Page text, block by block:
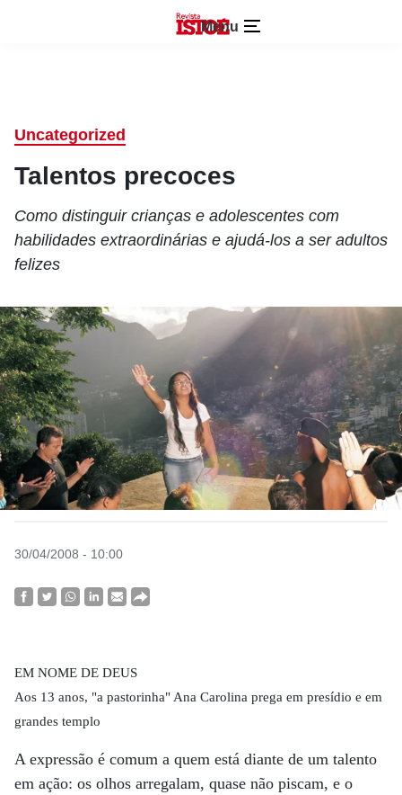
Menu
Uncategorized
Talentos precoces
Como distinguir crianças e adolescentes com
habilidades extraordinárias e ajudá-los a ser adultos
felizes
30/04/2008 - 10:00
EM NOME DE DEUS
Aos 13 anos, "a pastorinha" Ana Carolina prega em presídio e em
grandes templo
A expressão é comum a quem está diante de um talento
em ação: os olhos arregalam, quase não piscam, e o